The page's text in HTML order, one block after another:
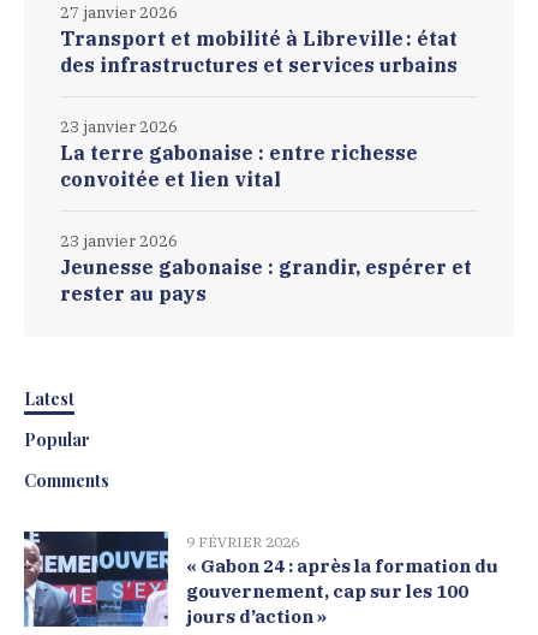
Transport et mobilité à Libreville : état
des infrastructures et services urbains
27 janvier 2026
La terre gabonaise : entre richesse
convoitée et lien vital
23 janvier 2026
Jeunesse gabonaise : grandir, espérer et
rester au pays
23 janvier 2026
Latest
Popular
Comments
9 FÉVRIER 2026
« Gabon 24 : après la formation du
gouvernement, cap sur les 100
jours d’action »